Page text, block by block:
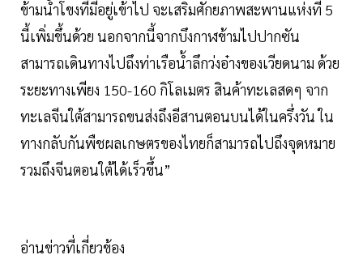
ข้ามน้ำโขงที่มีอยู่เข้าไป จะเสริมศักยภาพสะพานแห่งที่ 5
นี้เพิ่มขึ้นด้วย นอกจากนี้จากบึงกาฬข้ามไปปากซัน
สามารถเดินทางไปถึงท่าเรือน้ำลึกว่งอ๋างของเวียดนาม ด้วย
ระยะทางเพียง 150-160 กิโลเมตร สินค้าทะเลสดๆ จาก
ทะเลจีนใต้สามารถขนส่งถึงอีสานตอนบนได้ในครึ่งวัน ใน
ทางกลับกันพืชผลเกษตรของไทยก็สามารถไปถึงจุดหมาย
รวมถึงจีนตอนใต้ได้เร็วขึ้น”
อ่านข่าวที่เกี่ยวข้อง